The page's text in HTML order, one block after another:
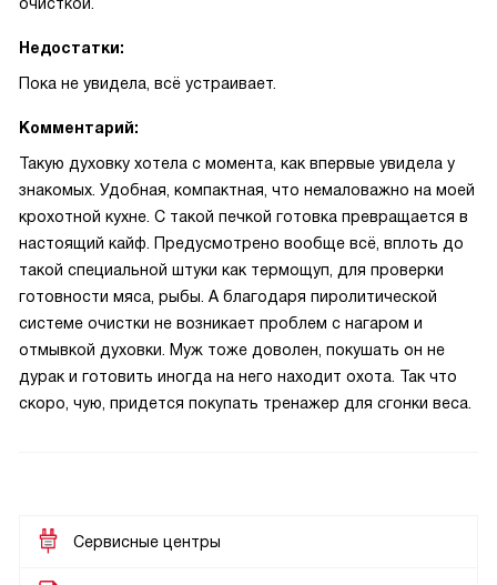
Недостатки:
Пока не увидела, всё устраивает.
Комментарий:
Такую духовку хотела с момента, как впервые увидела у
знакомых. Удобная, компактная, что немаловажно на моей
крохотной кухне. С такой печкой готовка превращается в
настоящий кайф. Предусмотрено вообще всё, вплоть до
такой специальной штуки как термощуп, для проверки
готовности мяса, рыбы. А благодаря пиролитической
системе очистки не возникает проблем с нагаром и
отмывкой духовки. Муж тоже доволен, покушать он не
дурак и готовить иногда на него находит охота. Так что
скоро, чую, придется покупать тренажер для сгонки веса.
Сервисные центры